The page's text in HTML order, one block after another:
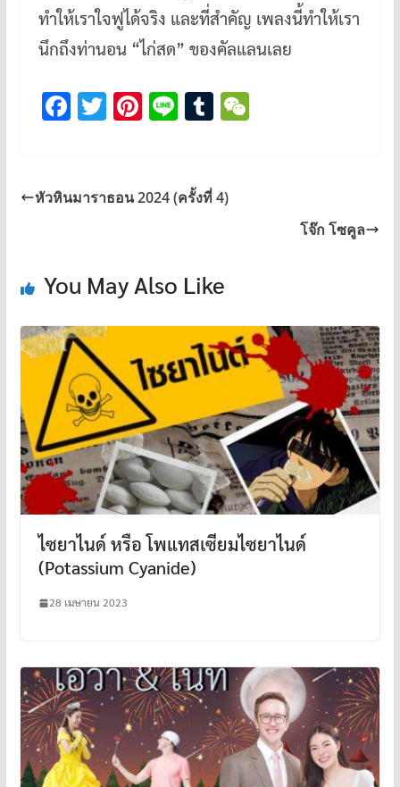
ทำให้เราใจฟูได้จริง และที่สำคัญ เพลงนี้ทำให้เรา
นึกถึงท่านอน “ไก่สด” ของคัลแลนเลย
F
b
k
T
er
Pi
es
Li T
bl
W
หัวหินมาราธอน 2024 (ครั้งที่ 4)
โจ๊ก โซคูล
You May Also Like
ไซยาไนด์ หรือ โพแทสเซียมไซยาไนด์
(Potassium Cyanide)
28 เมษายน 2023